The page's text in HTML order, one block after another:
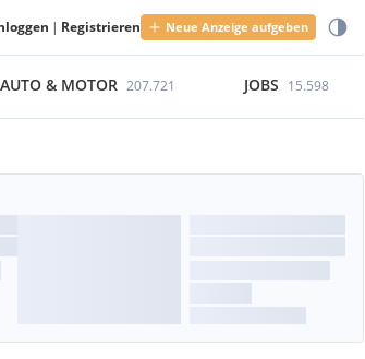
| Registrieren Neue Anzeige aufgeben
AUTO & MOTOR 207.721 JOBS 15.598